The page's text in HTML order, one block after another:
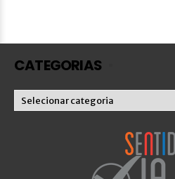
CATEGORIAS
Categorias